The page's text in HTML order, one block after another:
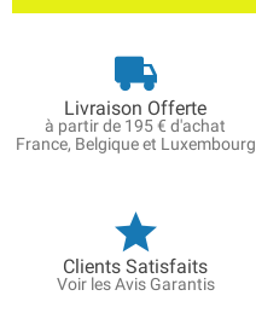
Livraison Offerte
à partir de 195 € d'achat
France, Belgique et Luxembourg
Clients Satisfaits
Voir les Avis Garantis